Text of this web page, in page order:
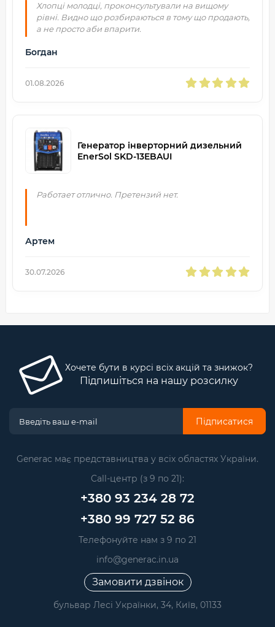
Хлопці молодці, проконсультували на вищому
рівні. Видно що розбираються в тому що продають,
а не просто аби впарити.
Богдан
01.08.2026
Генератор інверторний дизельний
EnerSol SKD-13EBAUI
Работает отлично. Претензий нет.
Артем
30.07.2026
Хочете бути в курсі всіх акцій та знижок?
Підпишіться на нашу розсилку
Підписатися
Generac має представництва у всіх областях України.
Call-центр (з 9 по 21):
+380 93 234 28 72
+380 99 727 52 86
Телефонуйте нам з 9 по 21
info@generac.in.ua
Замовити дзвінок
бульвар Лесі Українки, 34, Київ, 01133